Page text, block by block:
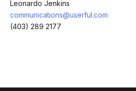
Leonardo Jenkins
communications@userful.com
(403) 289 2177